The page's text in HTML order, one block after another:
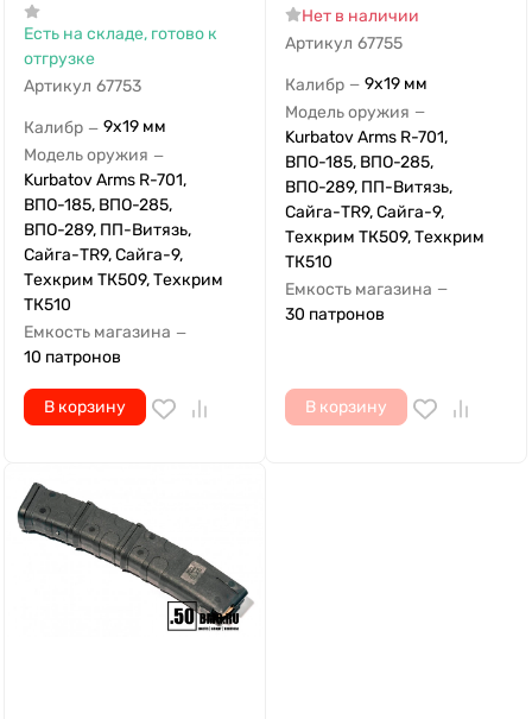
Есть на складе, готово к
отгрузке
Артикул 67753
Калибр — 9x19 мм
Модель оружия —
Kurbatov Arms R-701,
ВПО-185, ВПО-285,
ВПО-289, ПП-Витязь,
Сайга-TR9, Сайга-9,
Техкрим ТК509, Техкрим
ТК510
Емкость магазина —
10 патронов
В корзину
Нет в наличии
Артикул 67755
Калибр — 9x19 мм
Модель оружия —
Kurbatov Arms R-701,
ВПО-185, ВПО-285,
ВПО-289, ПП-Витязь,
Сайга-TR9, Сайга-9,
Техкрим ТК509, Техкрим
ТК510
Емкость магазина —
30 патронов
В корзину